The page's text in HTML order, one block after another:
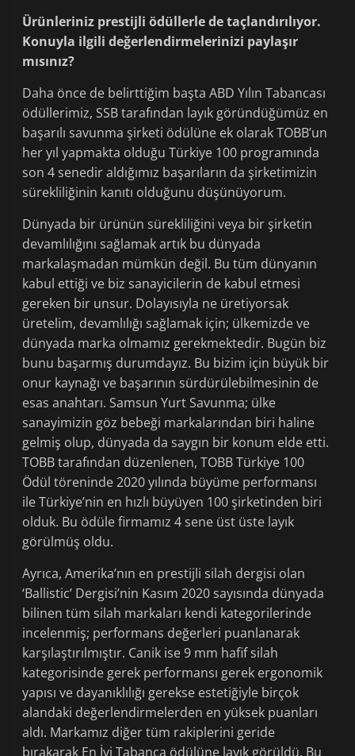
Ürünleriniz prestijli ödüllerle de taçlandırılıyor.
Konuyla ilgili değerlendirmelerinizi paylaşır
mısınız?
Daha önce de belirttiğim başta ABD Yılın Tabancası
ödüllerimiz, SSB tarafından layık göründüğümüz en
başarılı savunma şirketi ödülüne ek olarak TOBB’un
her yıl yapmakta olduğu Türkiye 100 programında
son 4 senedir aldığımız başarıların da şirketimizin
sürekliliğinin kanıtı olduğunu düşünüyorum.
Dünyada bir ürünün sürekliliğini veya bir şirketin
devamlılığını sağlamak artık bu dünyada
markalaşmadan mümkün değil. Bu tüm dünyanın
kabul ettiği ve biz sanayicilerin de kabul etmesi
gereken bir unsur. Dolayısıyla ne üretiyorsak
üretelim, devamlılığı sağlamak için; ülkemizde ve
dünyada marka olmamız gerekmektedir. Bugün biz
bunu başarmış durumdayız. Bu bizim için büyük bir
onur kaynağı ve başarının sürdürülebilmesinin de
esas anahtarı. Samsun Yurt Savunma; ülke
sanayimizin göz bebeği markalarından biri haline
gelmiş olup, dünyada da saygın bir konum elde etti.
TOBB tarafından düzenlenen, TOBB Türkiye 100
Ödül töreninde 2020 yılında büyüme performansı
ile Türkiye’nin en hızlı büyüyen 100 şirketinden biri
olduk. Bu ödüle firmamız 4 sene üst üste layık
görülmüş oldu.
Ayrıca, Amerika’nın en prestijli silah dergisi olan
‘Ballistic’ Dergisi’nin Kasım 2020 sayısında dünyada
bilinen tüm silah markaları kendi kategorilerinde
incelenmiş; performans değerleri puanlanarak
karşılaştırılmıştır. Canik ise 9 mm hafif silah
kategorisinde gerek performansı gerek ergonomik
yapısı ve dayanıklılığı gerekse estetiğiyle birçok
alandaki değerlendirmelerden en yüksek puanları
aldı. Markamız diğer tüm rakiplerini geride
bırakarak En İyi Tabanca ödülüne layık görüldü. Bu